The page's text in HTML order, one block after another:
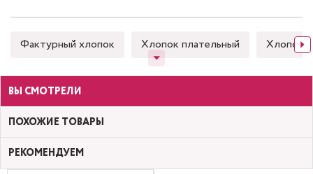
Фактурный хлопок Хлопок плательный Хлопок
ВЫ СМОТРЕЛИ
ПОХОЖИЕ ТОВАРЫ
РЕКОМЕНДУЕМ